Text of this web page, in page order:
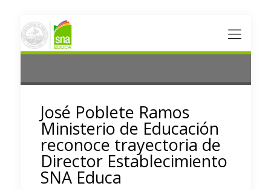
José Poblete Ramos
Ministerio de Educación
reconoce trayectoria de
Director Establecimiento
SNA Educa